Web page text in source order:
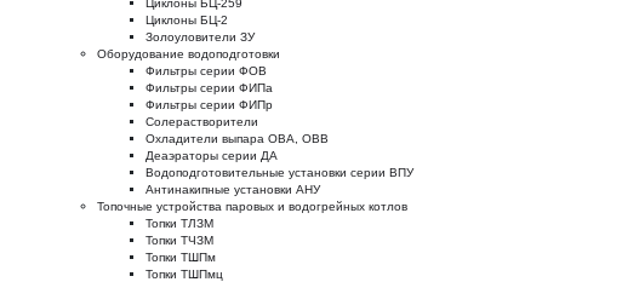
Циклоны БЦ-259
Циклоны БЦ-2
Золоуловители ЗУ
Оборудование водоподготовки
Фильтры серии ФОВ
Фильтры серии ФИПа
Фильтры серии ФИПр
Солерастворители
Охладители выпара ОВА, ОВВ
Деаэраторы серии ДА
Водоподготовительные установки серии ВПУ
Антинакипные установки АНУ
Топочные устройства паровых и водогрейных котлов
Топки ТЛЗМ
Топки ТЧЗМ
Топки ТШПм
Топки ТШПмц